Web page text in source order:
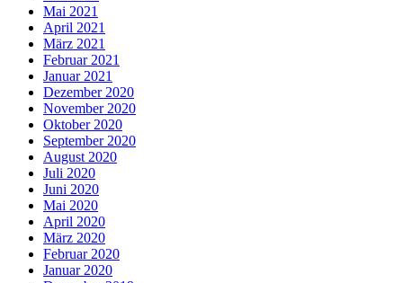
Mai 2021
April 2021
März 2021
Februar 2021
Januar 2021
Dezember 2020
November 2020
Oktober 2020
September 2020
August 2020
Juli 2020
Juni 2020
Mai 2020
April 2020
März 2020
Februar 2020
Januar 2020